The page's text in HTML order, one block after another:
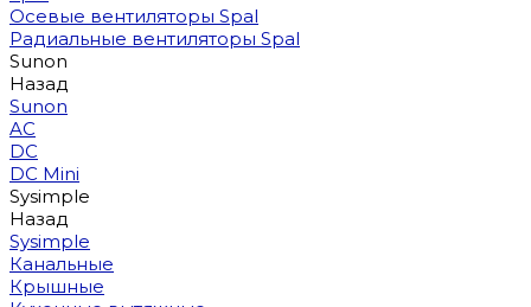
Осевые вентиляторы Spal
Радиальные вентиляторы Spal
Sunon
Назад
Sunon
AC
DC
DC Mini
Sysimple
Назад
Sysimple
Канальные
Крышные